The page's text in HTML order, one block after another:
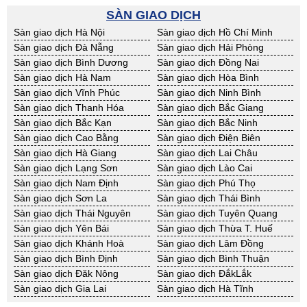
BĐS khác Ninh Thuận
BĐS khác Phú Yên
BĐS khác Quảng Bình
BĐS khác Quảng Nam
BĐS khác Quảng Ngãi
BĐS khác Bà Rịa - VT
BĐS khác Cần Thơ
BĐS khác An Giang
BĐS khác Bạc Liêu
BĐS khác Bến Tre
BĐS khác Bình Phước
BĐS khác Cà Mau
BĐS khác Đồng Tháp
BĐS khác Hậu Giang
BĐS khác Kiên Giang
BĐS khác Long An
BĐS khác Sóc Trăng
BĐS khác Tây Ninh
BĐS khác Tiền Giang
BĐS khác Trà Vinh
BĐS khác Vĩnh Long
BĐS khác Hải Dương
BĐS khác Hưng Yên
BĐS khác Quảng Ninh
SÀN GIAO DỊCH
Sàn giao dịch Hà Nội
Sàn giao dịch Hồ Chí Minh
Sàn giao dịch Đà Nẵng
Sàn giao dịch Hải Phòng
Sàn giao dịch Bình Dương
Sàn giao dịch Đồng Nai
Sàn giao dịch Hà Nam
Sàn giao dịch Hòa Bình
Sàn giao dịch Vĩnh Phúc
Sàn giao dịch Ninh Bình
Sàn giao dịch Thanh Hóa
Sàn giao dịch Bắc Giang
Sàn giao dịch Bắc Kạn
Sàn giao dịch Bắc Ninh
Sàn giao dịch Cao Bằng
Sàn giao dịch Điện Biên
Sàn giao dịch Hà Giang
Sàn giao dịch Lai Châu
Sàn giao dịch Lạng Sơn
Sàn giao dịch Lào Cai
Sàn giao dịch Nam Định
Sàn giao dịch Phú Thọ
Sàn giao dịch Sơn La
Sàn giao dịch Thái Bình
Sàn giao dịch Thái Nguyên
Sàn giao dịch Tuyên Quang
Sàn giao dịch Yên Bái
Sàn giao dịch Thừa T. Huế
Sàn giao dịch Khánh Hoà
Sàn giao dịch Lâm Đồng
Sàn giao dịch Bình Định
Sàn giao dịch Bình Thuận
Sàn giao dịch Đăk Nông
Sàn giao dịch ĐắkLắk
Sàn giao dịch Gia Lai
Sàn giao dịch Hà Tĩnh